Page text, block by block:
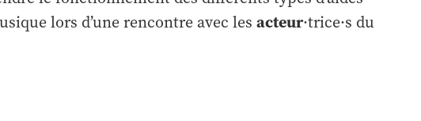
lors d’une rencontre avec les acteur·trice·s du